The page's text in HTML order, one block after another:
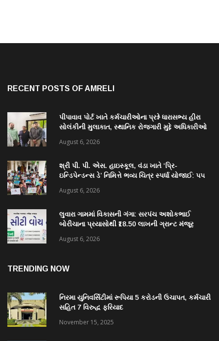
RECENT POSTS OF AMRELI
પીપાવાવ પોર્ટ ખાતે કર્મચારીઓના પ્રશ્ને ધારાસભ્ય હીરા
સોલંકીની મુલાકાત, સ્થાનિક રોજગારી મુદ્દે અધિકારીઓ
August 6, 2026
શ્રી પી. પી. એસ. હાઇસ્કૂલ, વંડા ખાતે ‘પ્રિ-
ઇન્ડિપેન્ડન્સ ડે’ નિમિત્તે ભવ્ય ચિત્ર સ્પર્ધા યોજાઈ: ૫૫
August 6, 2026
લુવારા ગામમાં વિકાસની ગંગા: સરપંચ અશોકભાઈ
બોરીચાના પ્રયાસોથી ₹18.50 લાખની ગ્રાન્ટ મંજૂર
August 6, 2026
TRENDING NOW
નિરમા યુનિવર્સિટીમાં રૂપિયા 5 કરોડની ઉચાપત, કર્મચારી
સહિત 7 વિરુદ્ધ ફરિયાદ
November 15, 2025